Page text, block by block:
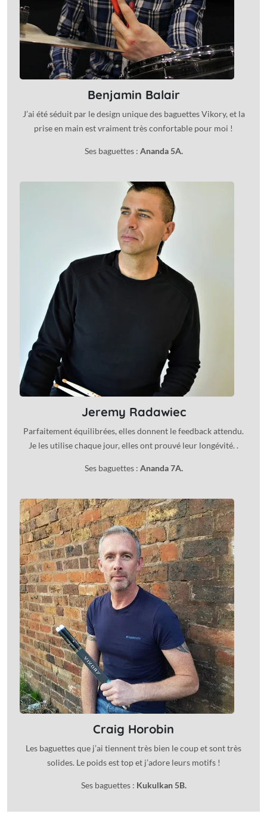
Benjamin Balair
J’ai été séduit par le design unique des baguettes Vikory, et la
prise en main est vraiment très confortable pour moi !
Ses baguettes : Ananda 5A.
Jeremy Radawiec
Parfaitement équilibrées, elles donnent le feedback attendu.
Je les utilise chaque jour, elles ont prouvé leur longévité. .
Ses baguettes : Ananda 7A.
Craig Horobin
Les baguettes que j’ai tiennent très bien le coup et sont très
solides. Le poids est top et j’adore leurs motifs !
Ses baguettes : Kukulkan 5B.